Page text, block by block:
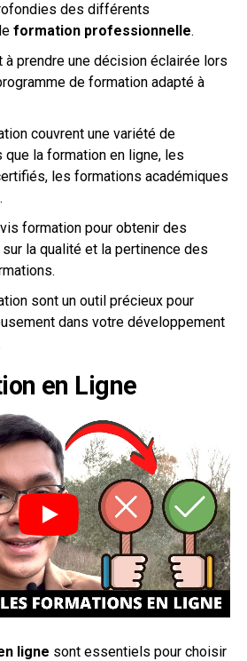
des différents
formation professionnelle.
à prendre une décision éclairée lors
de formation adapté à
couvrent une variété de
que la formation en ligne, les
les formations académiques
formation pour obtenir des
la qualité et la pertinence des
sont un outil précieux pour
dans votre développement
en Ligne
ligne sont essentiels pour choisir